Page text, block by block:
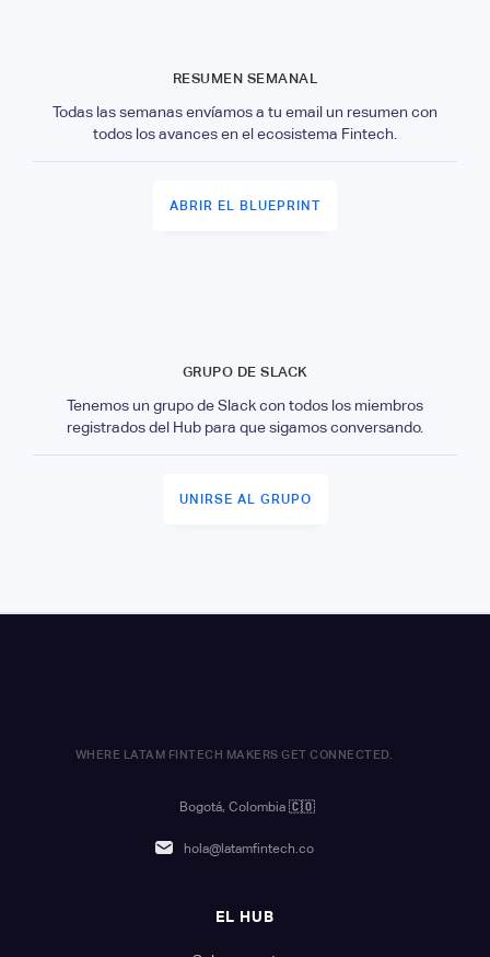
RESUMEN SEMANAL
Todas las semanas envíamos a tu email un resumen con
todos los avances en el ecosistema Fintech.
ABRIR EL BLUEPRINT
GRUPO DE SLACK
Tenemos un grupo de Slack con todos los miembros
registrados del Hub para que sigamos conversando.
UNIRSE AL GRUPO
WHERE LATAM FINTECH MAKERS GET CONNECTED.
Bogotá, Colombia 🇨🇴
hola@latamfintech.co
EL HUB